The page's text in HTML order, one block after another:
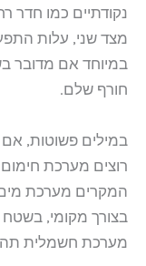
נקודתיים כמו חדר
מצד שני, עלות
במיוחד אם מדובר
חורף שלם.
במילים פשוטות,
רוצים מערכת חימום
המקרים מערכת מים
בצורך מקומי, בשטח
מערכת חשמלית